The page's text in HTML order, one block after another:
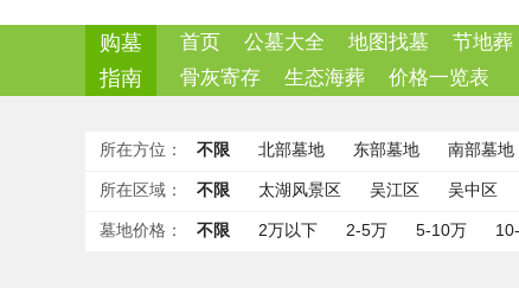
购墓
指南
首页 公墓大全 地图找墓
节地葬
骨灰寄存
生态海葬 价格一览表
所在方位： 不限 北部墓地 东部墓地 南部墓地
所在区域： 不限 太湖风景区 吴江区 吴中区
墓地价格： 不限 2万以下 2-5万 5-10万